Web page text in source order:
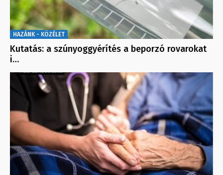
HAZÁNK - KÖZÉLET
Kutatás: a szúnyoggyérítés a beporzó rovarokat
i…